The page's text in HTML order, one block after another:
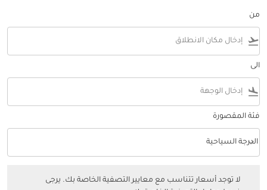
من
flight_takeoff
الى
flight_land
فئة المقصورة
فئة المقصورة option الدرجة السياحية Selected
الدرجة السياحية
keyboard_arrow_down
لا توجد أسعار تتناسب مع معايير التصفية الخاصة بك. يرجى